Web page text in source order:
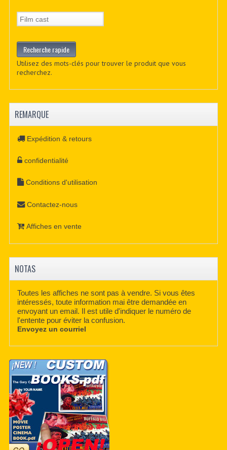
Utilisez des mots-clés pour trouver le produit que vous
recherchez.
REMARQUE
Expédition & retours
confidentialité
Conditions d'utilisation
Contactez-nous
Affiches en vente
NOTAS
Toutes les affiches ne sont pas à vendre. Si vous êtes
intéressés, toute information mai être demandée en
envoyant un email. Il est utile d'indiquer le numéro de
l'entente pour éviter la confusion.
Envoyez un courriel